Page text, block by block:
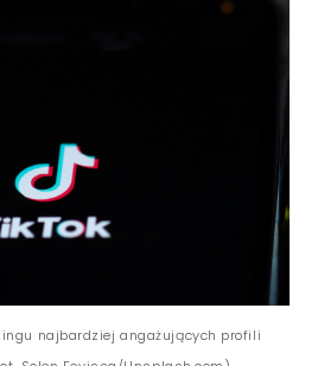
najbardziej angażujących profili